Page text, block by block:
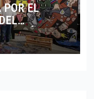
POR EL